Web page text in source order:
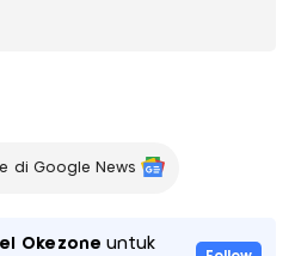
di Google News
Okezone untuk